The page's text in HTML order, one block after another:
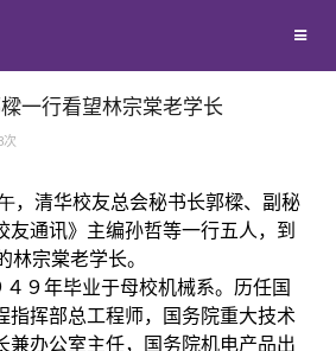
西南联大校友会
义工计划
《清华校友通讯》
《水木清华》
华
清华人物
服务
一行看望林宗棠老学长
次
，清华校友总会秘书长郭樑、副秘
友通讯》主编孙哲等一行五人，到
林宗棠老学长。
９年毕业于母校机械系。历任国
指挥部总工程师，国务院重大技术
兼办公室主任，国务院机电产品出